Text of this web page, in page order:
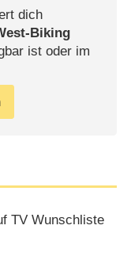
dich
Biking
ist oder im
TV Wunschliste